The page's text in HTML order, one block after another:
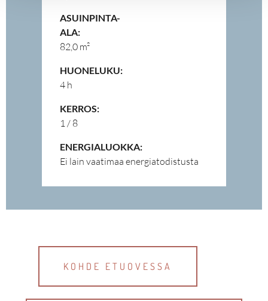
ASUINPINTA-
ALA:
82,0 m²
HUONELUKU:
4 h
KERROS:
1 / 8
ENERGIALUOKKA:
Ei lain vaatimaa energiatodistusta
KOHDE ETUOVESSA